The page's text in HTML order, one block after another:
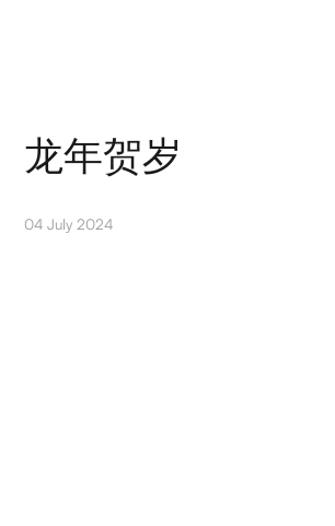
龙年贺岁
04 July 2024